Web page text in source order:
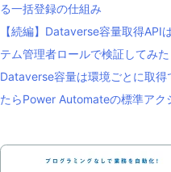
る一括登録の仕組み
【続編】Dataverse容量取得API
テム管理者ロールで検証してみた
Dataverse容量は環境ごとに取得
たらPower Automateの標準アク